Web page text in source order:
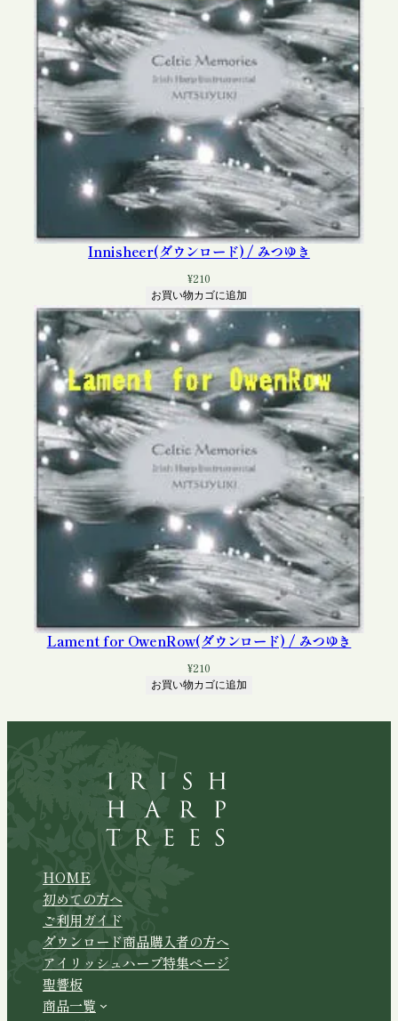
Innisheer(ダウンロード) / みつゆき
¥210
お買い物カゴに追加
Lament for OwenRow(ダウンロード) / みつゆき
¥210
お買い物カゴに追加
HOME
初めての方へ
ご利用ガイド
ダウンロード商品購入者の方へ
アイリッシュハープ特集ページ
聖響板
商品一覧